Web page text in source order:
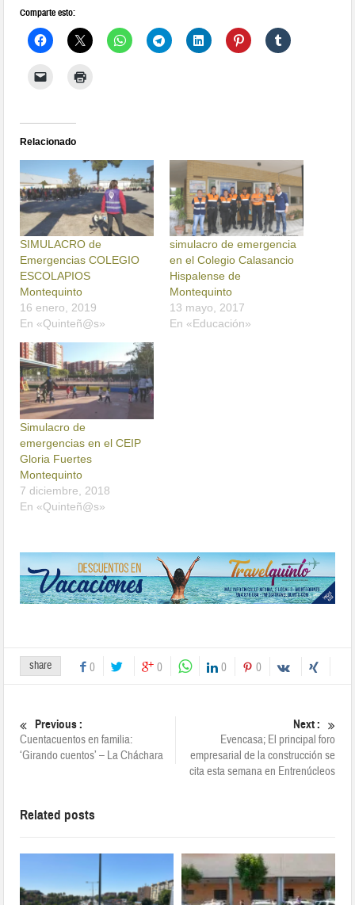
Comparte esto:
Relacionado
SIMULACRO de
Emergencias COLEGIO
ESCOLAPIOS
Montequinto
16 enero, 2019
En «Quinteñ@s»
simulacro de emergencia
en el Colegio Calasancio
Hispalense de
Montequinto
13 mayo, 2017
En «Educación»
Simulacro de
emergencias en el CEIP
Gloria Fuertes
Montequinto
7 diciembre, 2018
En «Quinteñ@s»
share 0 0 0 0
Previous :
Cuentacuentos en familia:
‘Girando cuentos’ – La Cháchara
Next :
Evencasa; El principal foro
empresarial de la construcción se
cita esta semana en Entrenúcleos
Related posts